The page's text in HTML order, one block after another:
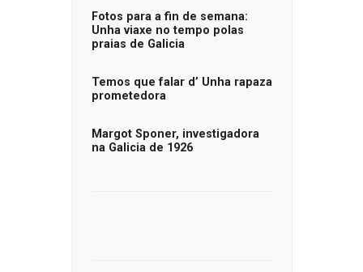
Fotos para a fin de semana:
Unha viaxe no tempo polas
praias de Galicia
Temos que falar d’ Unha rapaza
prometedora
Margot Sponer, investigadora
na Galicia de 1926